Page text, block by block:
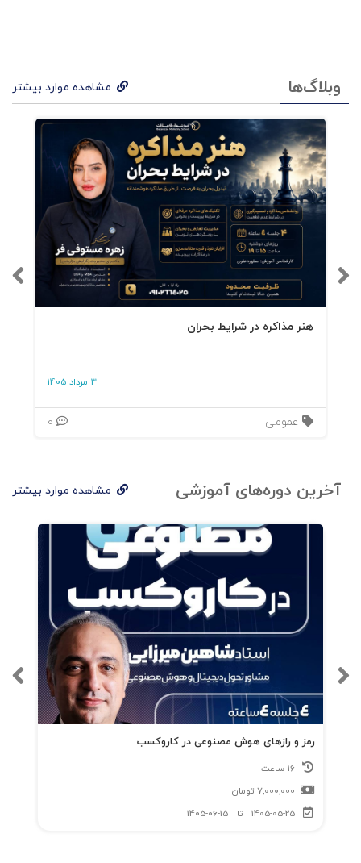
وبلاگ‌ها مشاهده موارد بیشتر
هنر مذاکره در شرایط بحران
3 مرداد 1405
عمومی
آخرین دوره‌های آموزشی مشاهده موارد بیشتر
رمز و رازهای هوش مصنوعی در کاروکسب
7,000,000 تومان
1405-05-25
تا 1405-06-15